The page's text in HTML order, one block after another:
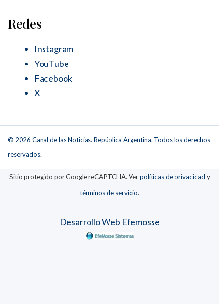
Redes
Instagram
YouTube
Facebook
X
© 2026 Canal de las Noticias. República Argentina. Todos los derechos
reservados.
Sitio protegido por Google reCAPTCHA. Verpolíticas de privacidad y
términos de servicio.
Desarrollo Web Efemosse